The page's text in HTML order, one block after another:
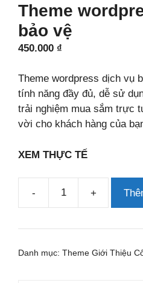
Theme
bảo vệ
450.000 ₫
Theme wordpress dịch vụ
tính năng đầy đủ, dễ sử
trải nghiệm mua sắm trực
vời cho khách hàng của
XEM THỰC TẾ
-
Theme
dịch
+
Danh mục: Theme Giới Thiệu